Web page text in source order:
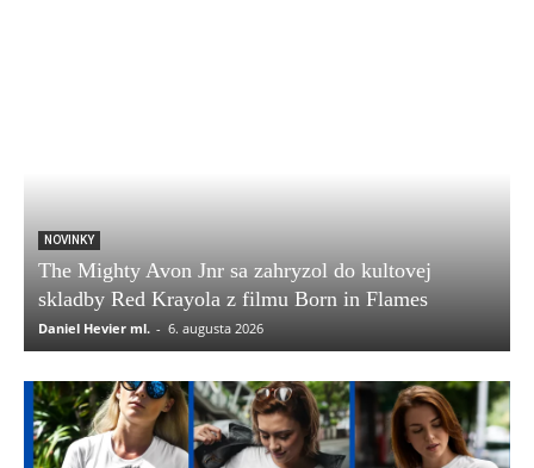
NOVINKY
The Mighty Avon Jnr sa zahryzol do kultovej
skladby Red Krayola z filmu Born in Flames
Daniel Hevier ml. - 6. augusta 2026